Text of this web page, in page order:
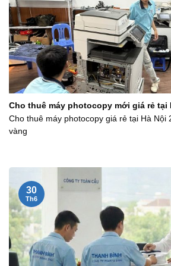
Cho thuê máy photocopy mới giá rẻ tại
Cho thuê máy photocopy giá rẻ tại Hà Nội
vàng
30
Th6